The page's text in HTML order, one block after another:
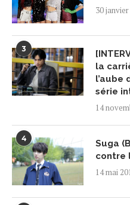
30
3
la
l’aube
série
14
4
Suga
contre
14 mai